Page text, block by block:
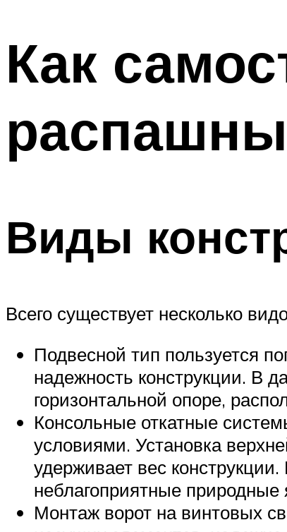
Как
Виды
Всего существует несколько
Подвесной тип пользуется
надежность конструкции. В
горизонтальной опоре,
Консольные откатные
условиями. Установка
удерживает вес
неблагоприятные природные
Монтаж ворот на винтовых